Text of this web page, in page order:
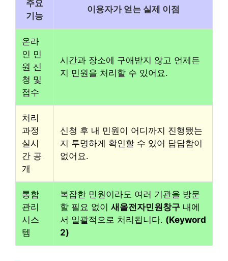
주요
기능
이용자가 얻는 실제 이점
온라
인 민
원 신
청 및
접수
시간과 장소에 구애받지 않고 언제든
지 민원을 처리할 수 있어요.
처리
과정
실시
간 공
개
신청 후 내 민원이 어디까지 진행됐는
지 투명하게 확인할 수 있어 답답함이
없어요.
통합
관리
시스
템
복잡한 민원이라도 여러 기관을 방문
할 필요 없이 새올전자민원창구 내에
서 일괄적으로 처리됩니다. (Keyword
2)